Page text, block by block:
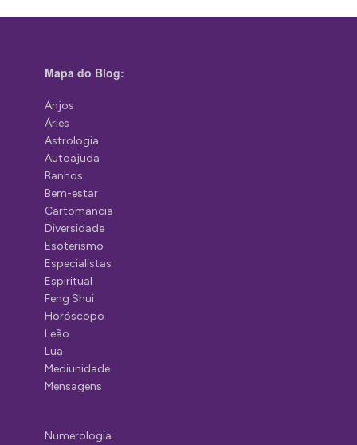
Mapa do Blog:
Anjos
Áries
Astrologia
Autoajuda
Banhos
Bem-estar
Cartomancia
Diversidade
Esoterismo
Especialistas
Espiritual
Feng Shui
Horóscopo
Leão
Lua
Mediunidade
Mensagens
Numerologia